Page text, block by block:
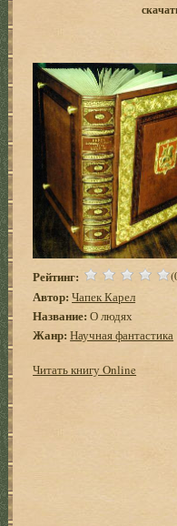
Рейтинг:
Автор: Чапек Карел
Название: О людях
Жанр: Научная фантастика
Читать книгу Online